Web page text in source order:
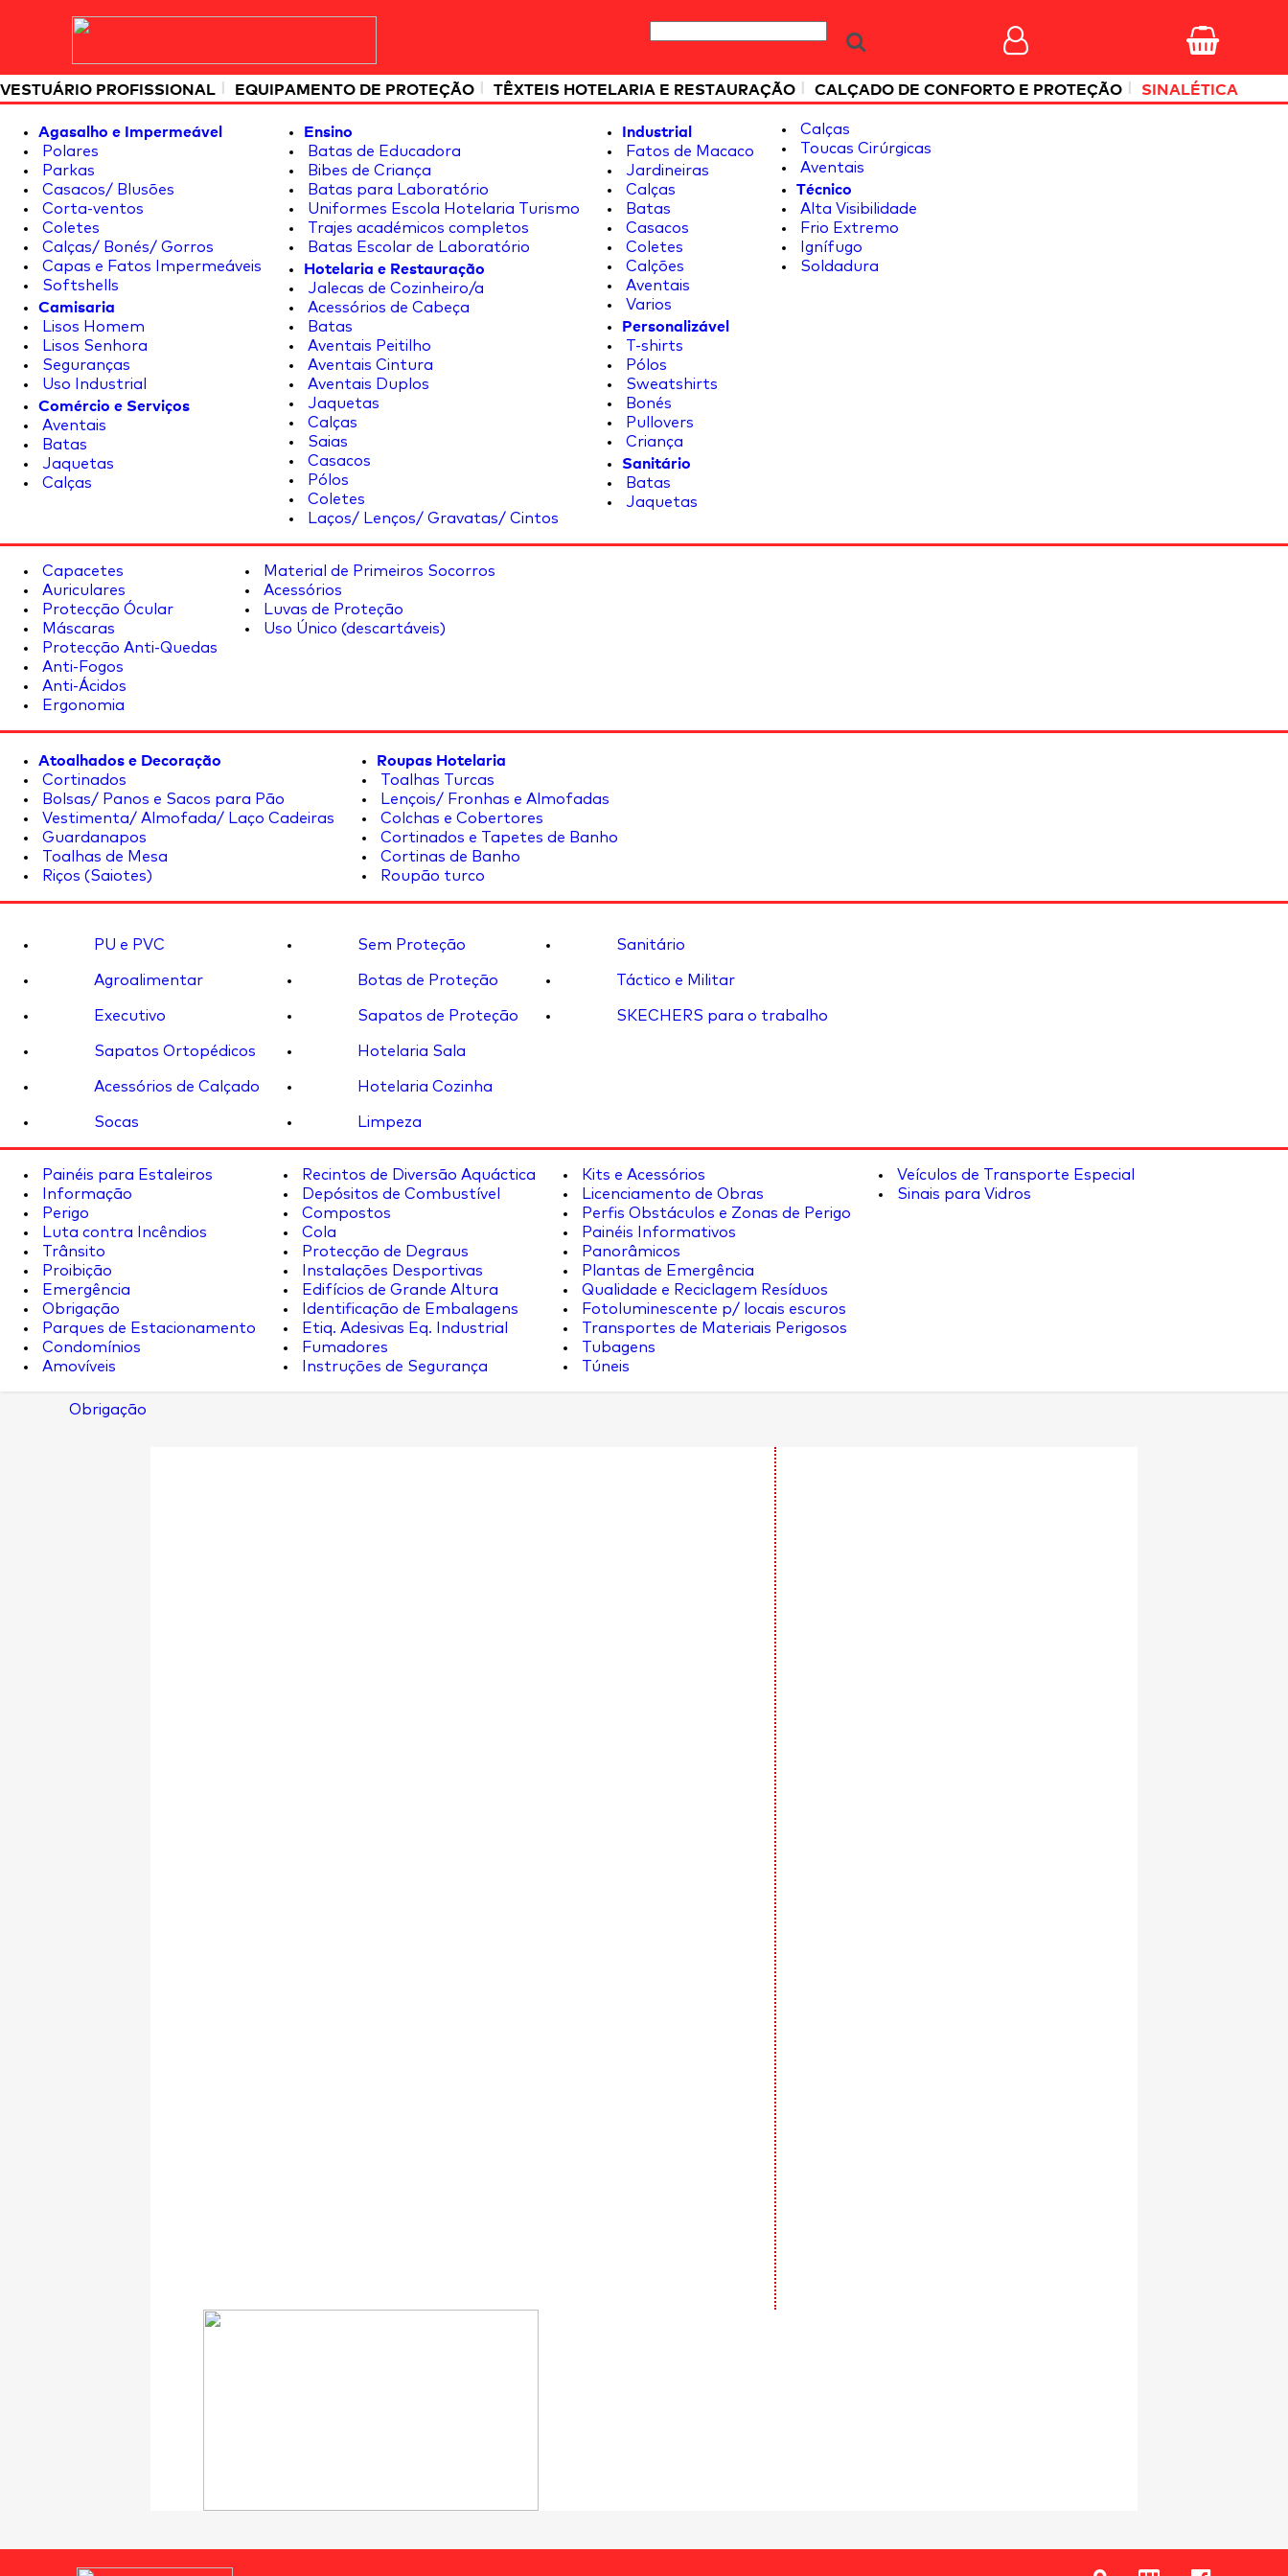
VESTUÁRIO PROFISSIONAL | EQUIPAMENTO DE PROTEÇÃO | TÊXTEIS HOTELARIA E RESTAURAÇÃO | CALÇADO DE CONFORTO E PROTEÇÃO | SINALÉTICA
Agasalho e Impermeável
Polares
Parkas
Casacos/ Blusões
Corta-ventos
Coletes
Calças/ Bonés/ Gorros
Capas e Fatos Impermeáveis
Softshells
Camisaria
Lisos Homem
Lisos Senhora
Seguranças
Uso Industrial
Comércio e Serviços
Aventais
Batas
Jaquetas
Calças
Ensino
Batas de Educadora
Bibes de Criança
Batas para Laboratório
Uniformes Escola Hotelaria Turismo
Trajes académicos completos
Batas Escolar de Laboratório
Hotelaria e Restauração
Jalecas de Cozinheiro/a
Acessórios de Cabeça
Batas
Aventais Peitilho
Aventais Cintura
Aventais Duplos
Jaquetas
Calças
Saias
Casacos
Pólos
Coletes
Laços/ Lenços/ Gravatas/ Cintos
Industrial
Fatos de Macaco
Jardineiras
Calças
Batas
Casacos
Coletes
Calções
Aventais
Varios
Personalizável
T-shirts
Pólos
Sweatshirts
Bonés
Pullovers
Criança
Sanitário
Batas
Jaquetas
Calças
Toucas Cirúrgicas
Aventais
Técnico
Alta Visibilidade
Frio Extremo
Ignífugo
Soldadura
Capacetes
Auriculares
Protecção Ócular
Máscaras
Protecção Anti-Quedas
Anti-Fogos
Anti-Ácidos
Ergonomia
Material de Primeiros Socorros
Acessórios
Luvas de Proteção
Uso Único (descartáveis)
Atoalhados e Decoração
Cortinados
Bolsas/ Panos e Sacos para Pão
Vestimenta/ Almofada/ Laço Cadeiras
Guardanapos
Toalhas de Mesa
Riços (Saiotes)
Roupas Hotelaria
Toalhas Turcas
Lençois/ Fronhas e Almofadas
Colchas e Cobertores
Cortinados e Tapetes de Banho
Cortinas de Banho
Roupão turco
PU e PVC
Agroalimentar
Executivo
Sapatos Ortopédicos
Acessórios de Calçado
Socas
Sem Proteção
Botas de Proteção
Sapatos de Proteção
Hotelaria Sala
Hotelaria Cozinha
Limpeza
Sanitário
Táctico e Militar
SKECHERS para o trabalho
Painéis para Estaleiros
Informação
Perigo
Luta contra Incêndios
Trânsito
Proibição
Emergência
Obrigação
Parques de Estacionamento
Condomínios
Amovíveis
Recintos de Diversão Aquáctica
Depósitos de Combustível
Compostos
Cola
Protecção de Degraus
Instalações Desportivas
Edifícios de Grande Altura
Identificação de Embalagens
Etiq. Adesivas Eq. Industrial
Fumadores
Instruções de Segurança
Kits e Acessórios
Licenciamento de Obras
Perfis Obstáculos e Zonas de Perigo
Painéis Informativos
Panorâmicos
Plantas de Emergência
Qualidade e Reciclagem Resíduos
Fotoluminescente p/ locais escuros
Transportes de Materiais Perigosos
Tubagens
Túneis
Veículos de Transporte Especial
Sinais para Vidros
Obrigação